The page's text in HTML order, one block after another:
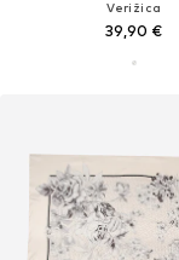
Verižica
39,90 €